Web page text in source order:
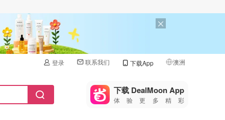
登录 联系我们 下载App 澳洲
🇺🇸
🇨🇳 中国
下载 DealMoon App
体验更多精彩